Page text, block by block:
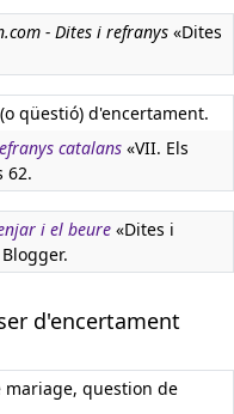
- Dites i refranys «Dites
qüestió) d'encertament.
catalans «VII. Els
62.
i el beure «Dites i
d'encertament
mariage, question de